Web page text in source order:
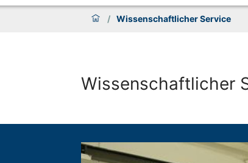
/ Wissenschaftlicher Service
Wissenschaftlicher